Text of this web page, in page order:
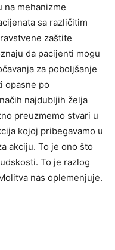
na mehanizme
sa različitim
zaštite
da pacijenti mogu
za poboljšanje
opasne po
najdubljih želja
preuzmemo stvari u
kojoj pribegavamo u
akciju. To je ono što
To je razlog
nas oplemenjuje.